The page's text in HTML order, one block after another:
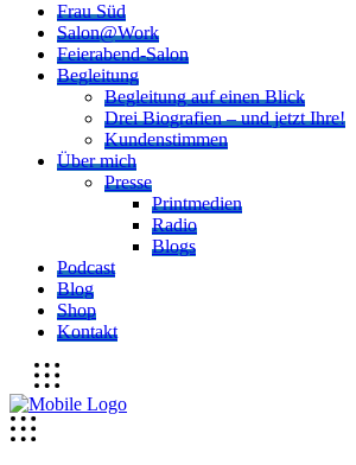
Frau Süd
Salon@Work
Feierabend-Salon
Begleitung
Begleitung auf einen Blick
Drei Biografien – und jetzt Ihre!
Kundenstimmen
Über mich
Presse
Printmedien
Radio
Blogs
Podcast
Blog
Shop
Kontakt